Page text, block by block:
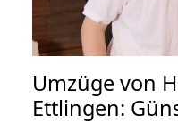
Umzüge von
Ettlingen: